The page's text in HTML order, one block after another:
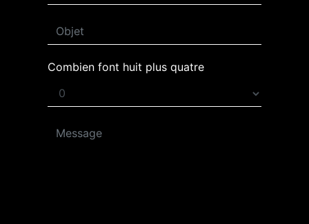
Combien font huit plus quatre